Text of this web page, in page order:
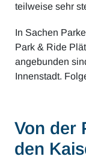
teilweise sehr
In Sachen
Park & Ride
angebunden
Innenstadt.
Von der
den